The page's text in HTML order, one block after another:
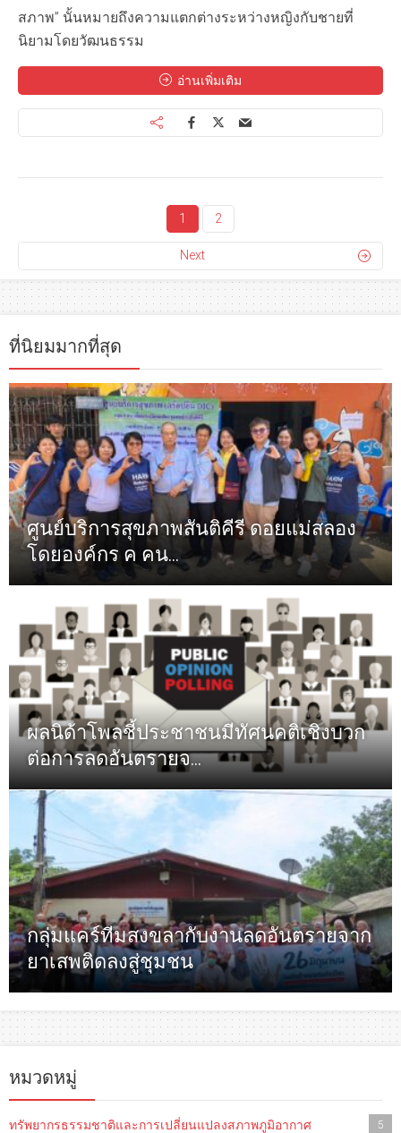
สภาพ” นั้นหมายถึงความแตกต่างระหว่างหญิงกับชายที่
นิยามโดยวัฒนธรรม
อ่านเพิ่มเติม
1 2
Next
ที่นิยมมากที่สุด
ศูนย์บริการสุขภาพสันติคีรี ดอยแม่สลอง
โดยองค์กร ค คน...
ผลนิด้าโพลชี้ประชาชนมีทัศนคติเชิงบวก
ต่อการลดอันตรายจ...
กลุ่มแคร์ทีมสงขลากับงานลดอันตรายจาก
ยาเสพติดลงสู่ชุมชน
หมวดหมู่
ทรัพยากรธรรมชาติและการเปลี่ยนแปลงสภาพภูมิอากาศ 5